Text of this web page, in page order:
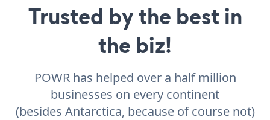
Trusted by the best in
the biz!
POWR has helped over a half million
businesses on every continent
(besides Antarctica, because of course not)